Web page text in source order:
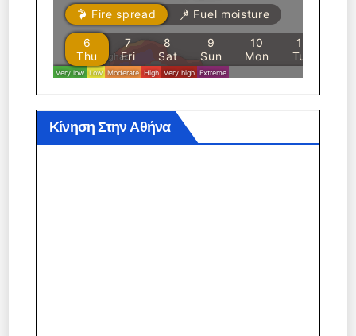
Κίνηση Στην Αθήνα